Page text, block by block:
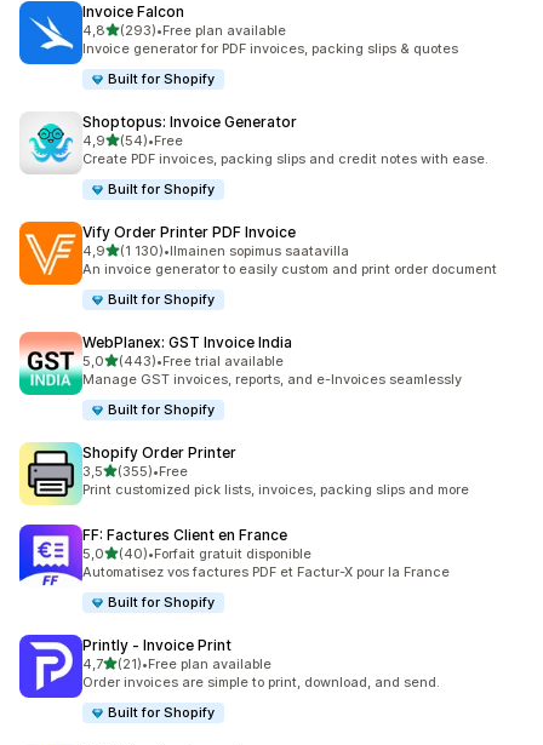
Invoice Falcon
4,8/ 5 tähteä
(293)
293 arvostelua yhteensä
•Free plan available
Invoice generator for PDF invoices, packing slips & quotes
Built for Shopify
Shoptopus: Invoice Generator
4,9/ 5 tähteä
(54)
54 arvostelua yhteensä
•Free
Create PDF invoices, packing slips and credit notes with ease.
Built for Shopify
Vify Order Printer PDF Invoice
4,9/ 5 tähteä
(1 130)
1130 arvostelua yhteensä
•Ilmainen sopimus saatavilla
An invoice generator to easily custom and print order document
Built for Shopify
WebPlanex: GST Invoice India
5,0/ 5 tähteä
(443)
443 arvostelua yhteensä
•Free trial available
Manage GST invoices, reports, and e-Invoices seamlessly
Built for Shopify
Shopify Order Printer
3,5/ 5 tähteä
(355)
355 arvostelua yhteensä
•Free
Print customized pick lists, invoices, packing slips and more
FF: Factures Client en France
5,0/ 5 tähteä
(40)
40 arvostelua yhteensä
•Forfait gratuit disponible
Automatisez vos factures PDF et Factur-X pour la France
Built for Shopify
Printly ‑ Invoice Print
4,7/ 5 tähteä
(21)
21 arvostelua yhteensä
•Free plan available
Order invoices are simple to print, download, and send.
Built for Shopify